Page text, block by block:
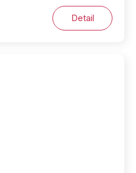
Detail